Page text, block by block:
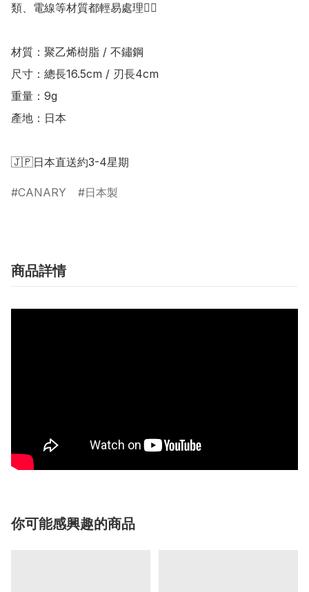
類、電線等材質都輕易處理👍🏻
材質：聚乙烯樹脂 / 不鏽鋼
尺寸：總長16.5cm / 刃長4cm
重量：9g
產地：日本
CANARY 日本製
商品詳情
你可能感興趣的商品